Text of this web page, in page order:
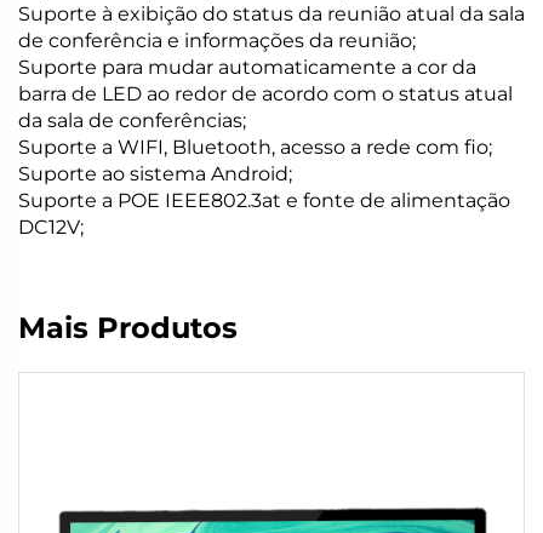
Suporte à exibição do status da reunião atual da sala
de conferência e informações da reunião;
Suporte para mudar automaticamente a cor da
barra de LED ao redor de acordo com o status atual
da sala de conferências;
Suporte a WIFI, Bluetooth, acesso a rede com fio;
Suporte ao sistema Android;
Suporte a POE IEEE802.3at e fonte de alimentação
DC12V;
Mais Produtos